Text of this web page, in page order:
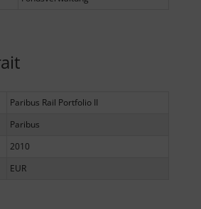
Paribus Rail Portfolio II
Paribus
2010
EUR